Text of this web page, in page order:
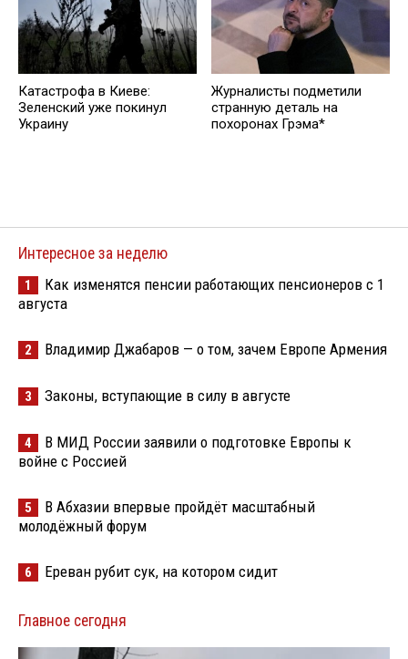
Катастрофа в Киеве:
Зеленский уже покинул
Украину
Журналисты подметили
странную деталь на
похоронах Грэма*
Интересное за неделю
1
Как изменятся пенсии работающих пенсионеров с 1
августа
2 Владимир Джабаров — о том, зачем Европе Армения
3 Законы, вступающие в силу в августе
4
В МИД России заявили о подготовке Европы к
войне с Россией
5
В Абхазии впервые пройдёт масштабный
молодёжный форум
6 Ереван рубит сук, на котором сидит
Главное сегодня